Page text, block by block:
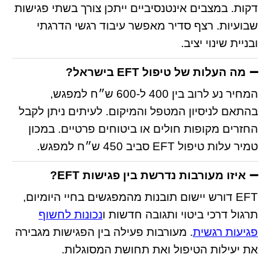
דקות. במצבים אינטנסיביים ייתכן צורך בשתי פגישות
שבועיות. רצף סדיר מאפשר עיבוד רגשי הדרגתי
ובניית שינוי יציב.
מה העלות של טיפול EFT בישראל?
המחיר נע לרוב בין 400 ל-600 ש״ח למפגש,
בהתאם לניסיון המטפל והמיקום. לעיתים ניתן לקבל
החזרים מקופות חולים או ביטוחים פרטיים. במכון
טמיר עלות טיפול EFT סביב 450 ש״ח למפגש.
איזו מעורבות נדרשת בין פגישות EFT?
EFT דורש יישום תובנות מהמפגשים בחיי היומיום,
תרגול דרכי ביטוי ותגובה חדשות ונכונות לחשוף
פגיעות רגשית. מעורבות פעילה בין הפגישות מגבירה
את יעילות הטיפול ואת תחושת המסוגלות.